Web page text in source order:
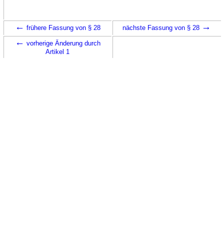
← frühere Fassung von § 28 nächste Fassung von § 28 →
← vorherige Änderung durch
Artikel 1